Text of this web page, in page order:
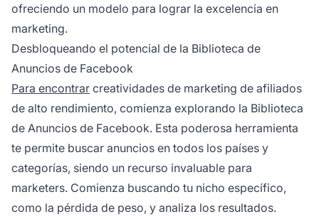
ofreciendo un modelo para lograr la excelencia en
marketing.
Desbloqueando el potencial de la Biblioteca de
Anuncios de Facebook
Para encontrar creatividades de marketing de afiliados
de alto rendimiento, comienza explorando la Biblioteca
de Anuncios de Facebook. Esta poderosa herramienta
te permite buscar anuncios en todos los países y
categorías, siendo un recurso invaluable para
marketers. Comienza buscando tu nicho específico,
como la pérdida de peso, y analiza los resultados.